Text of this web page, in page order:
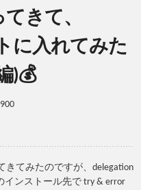
きて、
に入れてみた
)💰
きてみたのですが、delegation
インストール先で try & error